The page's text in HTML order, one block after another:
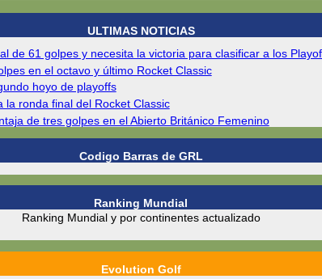
ULTIMAS NOTICIAS
de 61 golpes y necesita la victoria para clasificar a los
en el octavo y último Rocket Classic
hoyo de playoffs
la ronda final del Rocket Classic
de tres golpes en el Abierto Británico Femenino
Codigo Barras de GRL
Ranking Mundial
Ranking Mundial y por continentes actualizado
Evolution Golf